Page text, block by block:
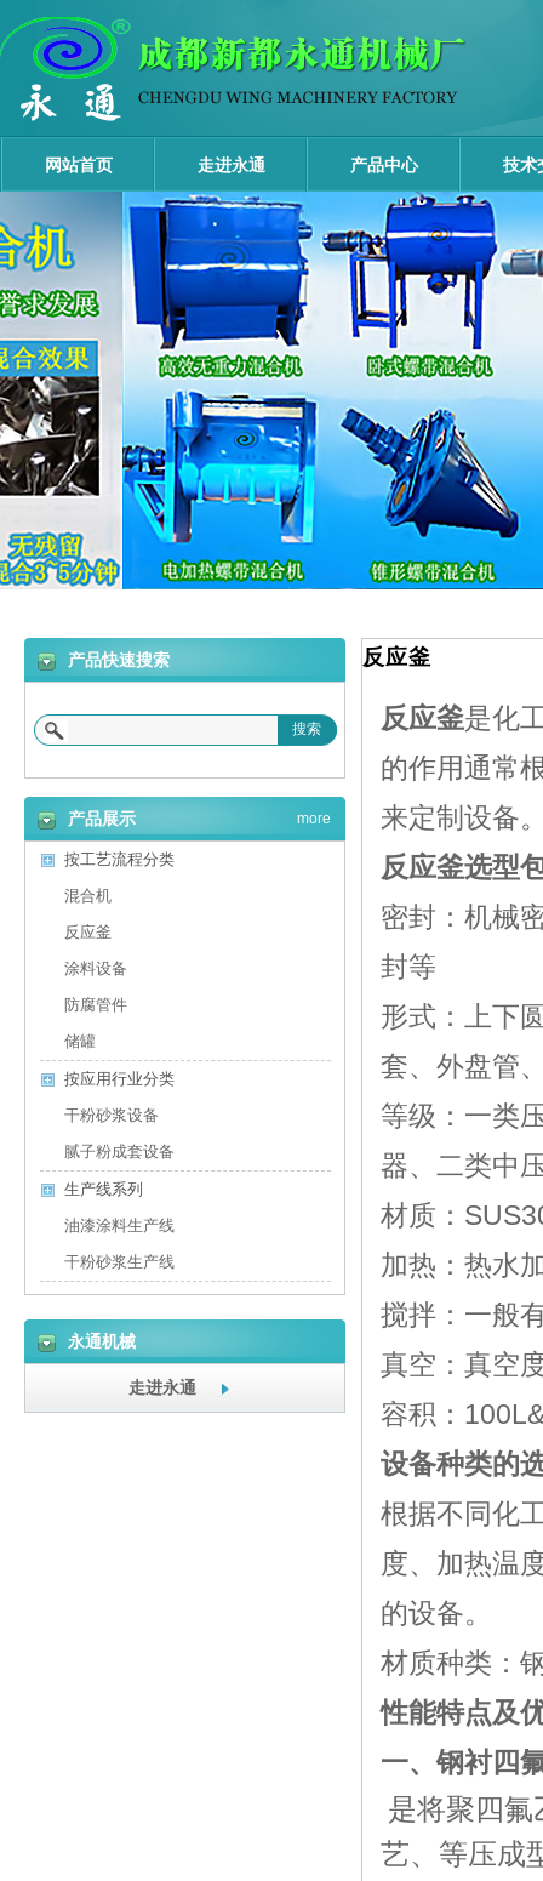
网站首页 走进永通 产品中心 技术
反应釜
反应釜是化
的作用通常
来定制设备
反应釜选型
密封：机械
封等
形式：上下
套、外盘管
等级：一类
器、二类中
材质：
加热：热水
搅拌：一般
真空：真空
容积：
设备种类的
根据不同化
度、加热温
的设备。
材质种类：
性能特点及
一、钢衬四
是将聚四
艺、等压成
产品快速搜索
搜索
产品展示
按工艺流程分类
混合机
反应釜
涂料设备
防腐管件
储罐
按应用行业分类
干粉砂浆设备
腻子粉成套设备
生产线系列
油漆涂料生产线
干粉砂浆生产线
more
永通机械
走进永通